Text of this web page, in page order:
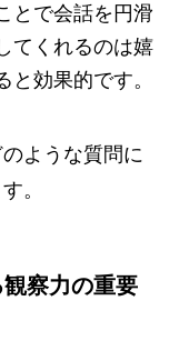
とで会話を円滑
てくれるのは嬉
効果的です。
ような質問に
。
察力の重要